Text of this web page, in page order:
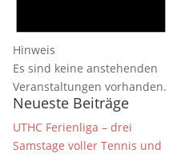
Hinweis
Es sind keine anstehenden
Veranstaltungen vorhanden.
Neueste Beiträge
UTHC Ferienliga – drei
Samstage voller Tennis und